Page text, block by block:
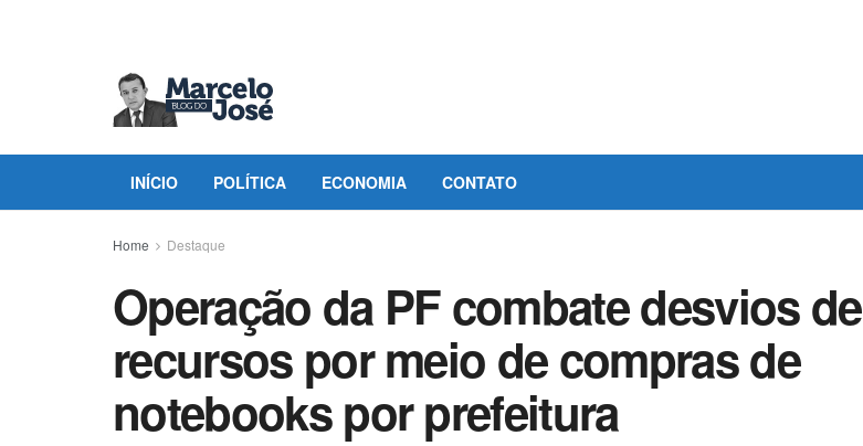
INÍCIO POLÍTICA ECONOMIA CONTATO
Home Destaque
Operação da PF combate desvios de
recursos por meio de compras de
notebooks por prefeitura